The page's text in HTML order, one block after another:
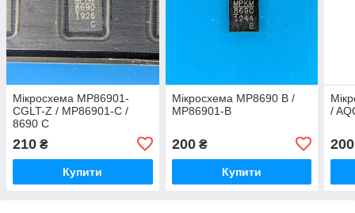
Мікросхема MP86901-
CGLT-Z / MP86901-C /
8690 C
210 ₴
Купити
Мікросхема MP8690 B /
MP86901-B
200₴
Купити
/
200